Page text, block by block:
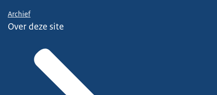
Archief
Over deze site